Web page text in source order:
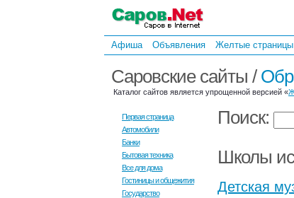
Афиша Объявления Желтые страницы
Саровские сайты /
Каталог сайтов является упрощенной версией «
Первая страница
Автомобили
Банки
Бытовая техника
Все для дома
Гостиницы и общежития
Государство
Поиск:
Школы
Детская